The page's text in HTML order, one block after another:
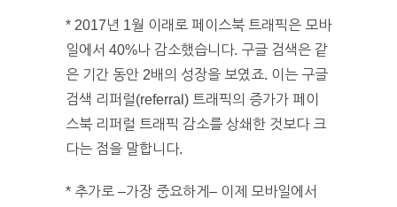
* 2017년 1월 이래로 페이스북 트래픽은 모바
일에서 40%나 감소했습니다. 구글 검색은 같
은 기간 동안 2배의 성장을 보였죠. 이는 구글
검색 리퍼럴(referral) 트래픽의 증가가 페이
스북 리퍼럴 트래픽 감소를 상쇄한 것보다 크
다는 점을 말합니다.
* 추가로 –가장 중요하게– 이제 모바일에서